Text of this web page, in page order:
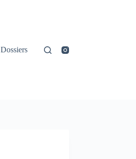
Dossiers